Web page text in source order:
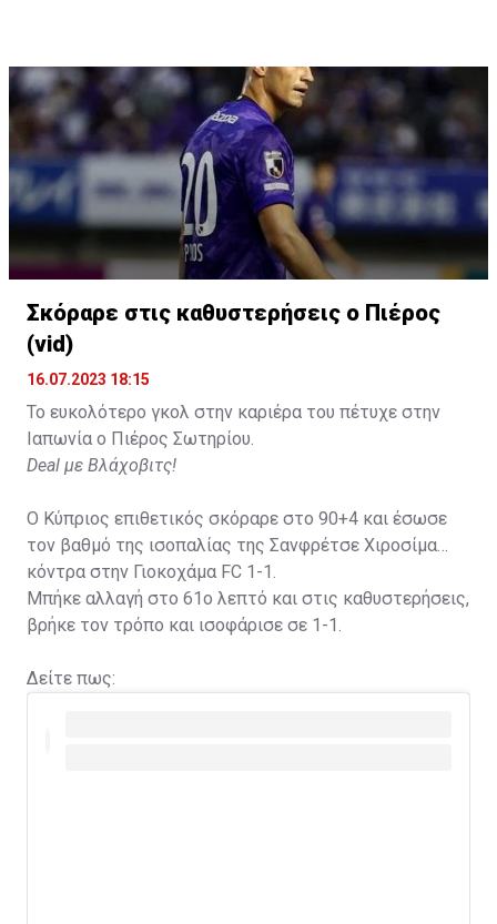
Σκόραρε στις καθυστερήσεις ο Πιέρος
(vid)
16.07.2023 18:15
Το ευκολότερο γκολ στην καριέρα του πέτυχε στην
Ιαπωνία ο Πιέρος Σωτηρίου.
Deal με Βλάχοβιτς!
Ο Κύπριος επιθετικός σκόραρε στο 90+4 και έσωσε
τον βαθμό της ισοπαλίας της Σανφρέτσε Χιροσίμα
κόντρα στην Γιοκοχάμα FC 1-1.
Μπήκε αλλαγή στο 61ο λεπτό και στις καθυστερήσεις,
βρήκε τον τρόπο και ισοφάρισε σε 1-1.
Δείτε πως: